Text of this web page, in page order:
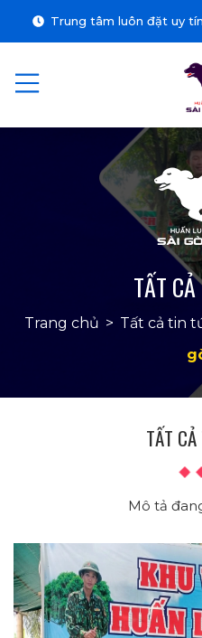
Trung tâm luôn đặt uy
TẤT
Trang chủ > Tất cả tin
TẤT
Mô tả